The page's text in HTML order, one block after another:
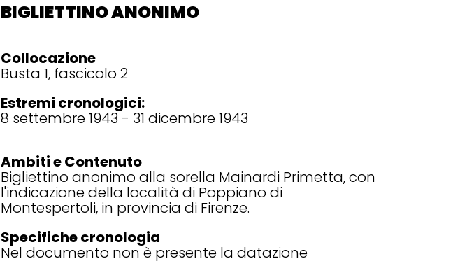
BIGLIETTINO ANONIMO
Collocazione
Busta 1, fascicolo 2
Estremi cronologici:
8 settembre 1943 - 31 dicembre 1943
Ambiti e Contenuto
Bigliettino anonimo alla sorella Mainardi Primetta, con
l'indicazione della località di Poppiano di
Montespertoli, in provincia di Firenze.
Specifiche cronologia
Nel documento non è presente la datazione